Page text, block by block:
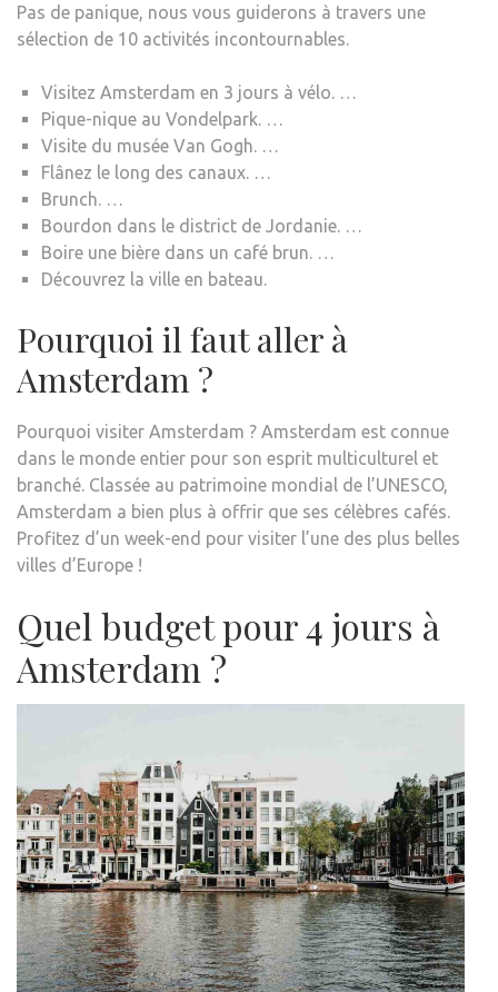
Pas de panique, nous vous guiderons à travers une
sélection de 10 activités incontournables.
Visitez Amsterdam en 3 jours à vélo. …
Pique-nique au Vondelpark. …
Visite du musée Van Gogh. …
Flânez le long des canaux. …
Brunch. …
Bourdon dans le district de Jordanie. …
Boire une bière dans un café brun. …
Découvrez la ville en bateau.
Pourquoi il faut aller à
Amsterdam ?
Pourquoi visiter Amsterdam ? Amsterdam est connue
dans le monde entier pour son esprit multiculturel et
branché. Classée au patrimoine mondial de l’UNESCO,
Amsterdam a bien plus à offrir que ses célèbres cafés.
Profitez d’un week-end pour visiter l’une des plus belles
villes d’Europe !
Quel budget pour 4 jours à
Amsterdam ?